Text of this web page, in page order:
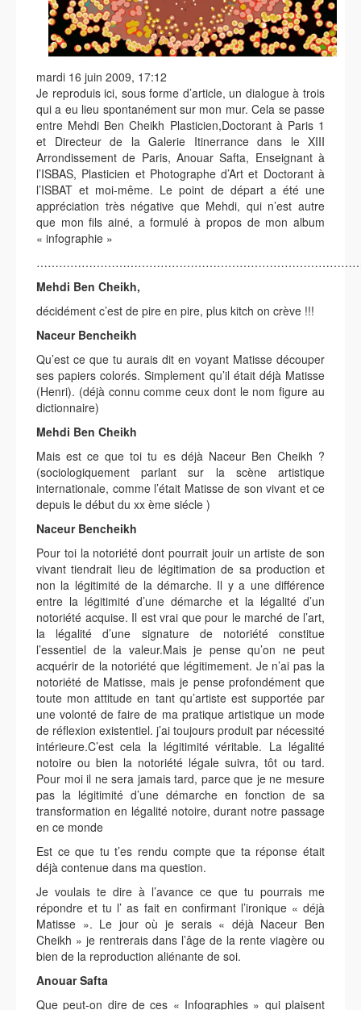
mardi 16 juin 2009, 17:12
Je reproduis ici, sous forme d’article, un dialogue à trois
qui a eu lieu spontanément sur mon mur. Cela se passe
entre Mehdi Ben Cheikh Plasticien,Doctorant à Paris 1
et Directeur de la Galerie Itinerrance dans le XIII
Arrondissement de Paris, Anouar Safta, Enseignant à
l’ISBAS, Plasticien et Photographe d’Art et Doctorant à
l’ISBAT et moi-même. Le point de départ a été une
appréciation très négative que Mehdi, qui n’est autre
que mon fils ainé, a formulé à propos de mon album
« infographie »
Mehdi Ben Cheikh,
décidément c’est de pire en pire, plus kitch on crève !!!
Naceur Bencheikh
Qu’est ce que tu aurais dit en voyant Matisse découper
ses papiers colorés. Simplement qu’il était déjà Matisse
(Henri). (déjà connu comme ceux dont le nom figure au
dictionnaire)
Mehdi Ben Cheikh
Mais est ce que toi tu es déjà Naceur Ben Cheikh ?
(sociologiquement parlant sur la scène artistique
internationale, comme l’était Matisse de son vivant et ce
depuis le début du xx ème siécle )
Naceur Bencheikh
Pour toi la notoriété dont pourrait jouir un artiste de son
vivant tiendrait lieu de légitimation de sa production et
non la légitimité de la démarche. Il y a une différence
entre la légitimité d’une démarche et la légalité d’un
notoriété acquise. Il est vrai que pour le marché de l’art,
la légalité d’une signature de notoriété constitue
l’essentiel de la valeur.Mais je pense qu’on ne peut
acquérir de la notoriété que légitimement. Je n’ai pas la
notoriété de Matisse, mais je pense profondément que
toute mon attitude en tant qu’artiste est supportée par
une volonté de faire de ma pratique artistique un mode
de réflexion existentiel. j’ai toujours produit par nécessité
intérieure.C’est cela la légitimité véritable. La légalité
notoire ou bien la notoriété légale suivra, tôt ou tard.
Pour moi il ne sera jamais tard, parce que je ne mesure
pas la légitimité d’une démarche en fonction de sa
transformation en légalité notoire, durant notre passage
en ce monde
Est ce que tu t’es rendu compte que ta réponse était
déjà contenue dans ma question.
Je voulais te dire à l’avance ce que tu pourrais me
répondre et tu l’ as fait en confirmant l’ironique « déjà
Matisse ». Le jour où je serais « déjà Naceur Ben
Cheikh » je rentrerais dans l’âge de la rente viagère ou
bien de la reproduction aliénante de soi.
Anouar Safta
Que peut-on dire de ces « Infographies » qui plaisent